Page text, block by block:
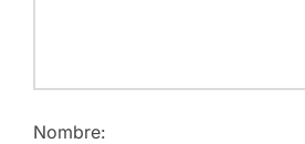
Nombre: